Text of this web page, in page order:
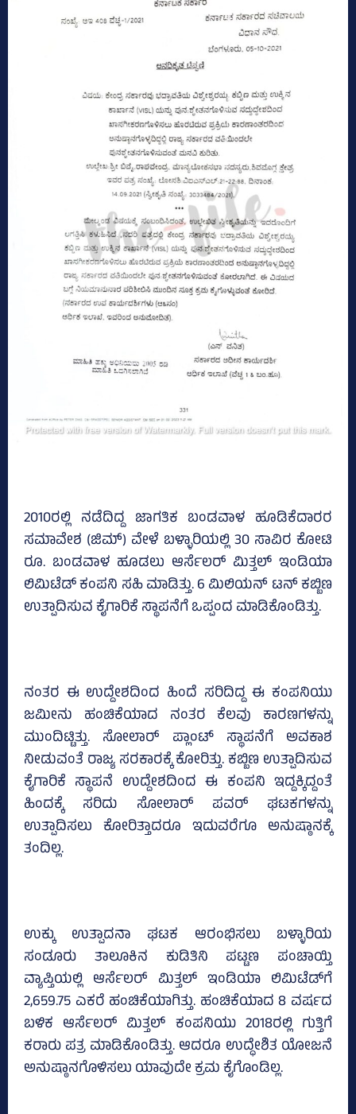
2010ರಲ್ಲಿ ನಡೆದಿದ್ದ ಜಾಗತಿಕ ಬಂಡವಾಳ ಹೂಡಿಕೆದಾರರ
ಸಮಾವೇಶ (ಜಿಮ್) ವೇಳೆ ಬಳ್ಳಾರಿಯಲ್ಲಿ 30 ಸಾವಿರ ಕೋಟಿ
ರೂ. ಬಂಡವಾಳ ಹೂಡಲು ಆರ್ಸೆಲರ್ ಮಿತ್ತಲ್ ಇಂಡಿಯಾ
ಲಿಮಿಟೆಡ್ ಕಂಪನಿ ಸಹಿ ಮಾಡಿತ್ತು. 6 ಮಿಲಿಯನ್ ಟನ್ ಕಬ್ಬಿಣ
ಉತ್ಪಾದಿಸುವ ಕೈಗಾರಿಕೆ ಸ್ಥಾಪನೆಗೆ ಒಪ್ಪಂದ ಮಾಡಿಕೊಂಡಿತ್ತು.
ನಂತರ ಈ ಉದ್ದೇಶದಿಂದ ಹಿಂದೆ ಸರಿದಿದ್ದ ಈ ಕಂಪನಿಯು
ಜಮೀನು ಹಂಚಿಕೆಯಾದ ನಂತರ ಕೆಲವು ಕಾರಣಗಳನ್ನು
ಮುಂದಿಟ್ಟಿತ್ತು. ಸೋಲಾರ್ ಪ್ಲಾಂಟ್ ಸ್ಥಾಪನೆಗೆ ಅವಕಾಶ
ನೀಡುವಂತೆ ರಾಜ್ಯ ಸರಕಾರಕ್ಕೆ ಕೋರಿತ್ತು. ಕಬ್ಬಿಣ ಉತ್ಪಾದಿಸುವ
ಕೈಗಾರಿಕೆ ಸ್ಥಾಪನೆ ಉದ್ದೇಶದಿಂದ ಈ ಕಂಪನಿ ಇದ್ದಕ್ಕಿದ್ದಂತೆ
ಹಿಂದಕ್ಕೆ ಸರಿದು ಸೋಲಾರ್‌ ಪವರ್‌ ಘಟಕಗಳನ್ನು
ಉತ್ಪಾದಿಸಲು ಕೋರಿತ್ತಾದರೂ ಇದುವರೆಗೂ ಅನುಷ್ಠಾನಕ್ಕೆ
ತಂದಿಲ್ಲ.
ಉಕ್ಕು ಉತ್ಪಾದನಾ ಘಟಕ ಆರಂಭಿಸಲು ಬಳ್ಳಾರಿಯ
ಸಂಡೂರು ತಾಲೂಕಿನ ಕುಡಿತಿನಿ ಪಟ್ಟಣ ಪಂಚಾಯ್ತಿ
ವ್ಯಾಪ್ತಿಯಲ್ಲಿ ಆರ್ಸೆಲರ್‌ ಮಿತ್ತಲ್‌ ಇಂಡಿಯಾ ಲಿಮಿಟೆಡ್‌ಗೆ
2,659.75 ಎಕರೆ ಹಂಚಿಕೆಯಾಗಿತ್ತು. ಹಂಚಿಕೆಯಾದ 8 ವರ್ಷದ
ಬಳಿಕ ಆರ್ಸೆಲರ್‌ ಮಿತ್ತಲ್‌ ಕಂಪನಿಯು 2018ರಲ್ಲಿ ಗುತ್ತಿಗೆ
ಕರಾರು ಪತ್ರ ಮಾಡಿಕೊಂಡಿತ್ತು. ಆದರೂ ಉದ್ಧೇಶಿತ ಯೋಜನೆ
ಅನುಷ್ಠಾನಗೊಳಿಸಲು ಯಾವುದೇ ಕ್ರಮ ಕೈಗೊಂಡಿಲ್ಲ.